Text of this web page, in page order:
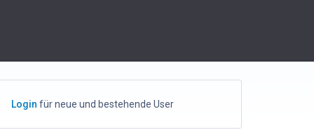
Login für neue und bestehende User